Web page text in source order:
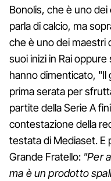
Bonolis, che è uno dei
parla di calcio, ma
che è uno dei maestri
suoi inizi in Rai
hanno dimenticato, "Il
prima serata per
partite della Serie A
contestazione della
testata di Mediaset. E
Grande Fratello: "Per
ma è un prodotto